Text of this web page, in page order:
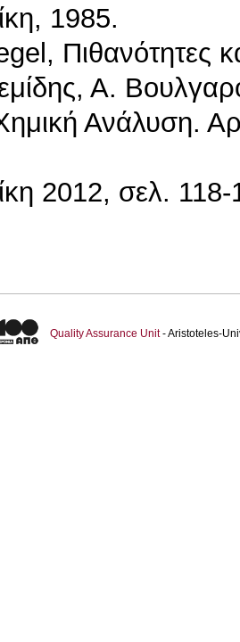
1985.
Πιθανότητες
Α.
Ανάλυση.
2012, σελ. 118-
Quality Assurance Unit- Aristoteles-